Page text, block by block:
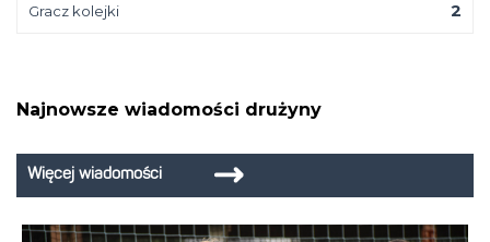
Gracz kolejki 2
Najnowsze wiadomości drużyny
Więcej wiadomości